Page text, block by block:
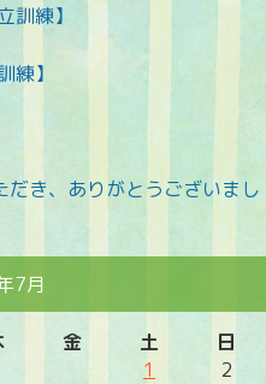
練】
】
だき、ありがとうございまし
7月
金 土 日
1
2